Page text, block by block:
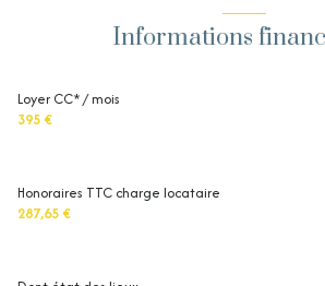
Informations
Loyer CC* / mois
395 €
Honoraires TTC charge locataire
287,65 €